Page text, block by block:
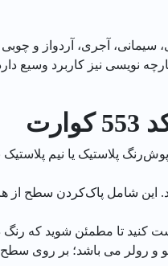
آجری، آردواز و چوبی
نویسی نیز کاربرد وسیع
این شامل پاک‌کردن سطح
کنید تا مطمئن شوید که
و رولر می باشد؛ بر روی